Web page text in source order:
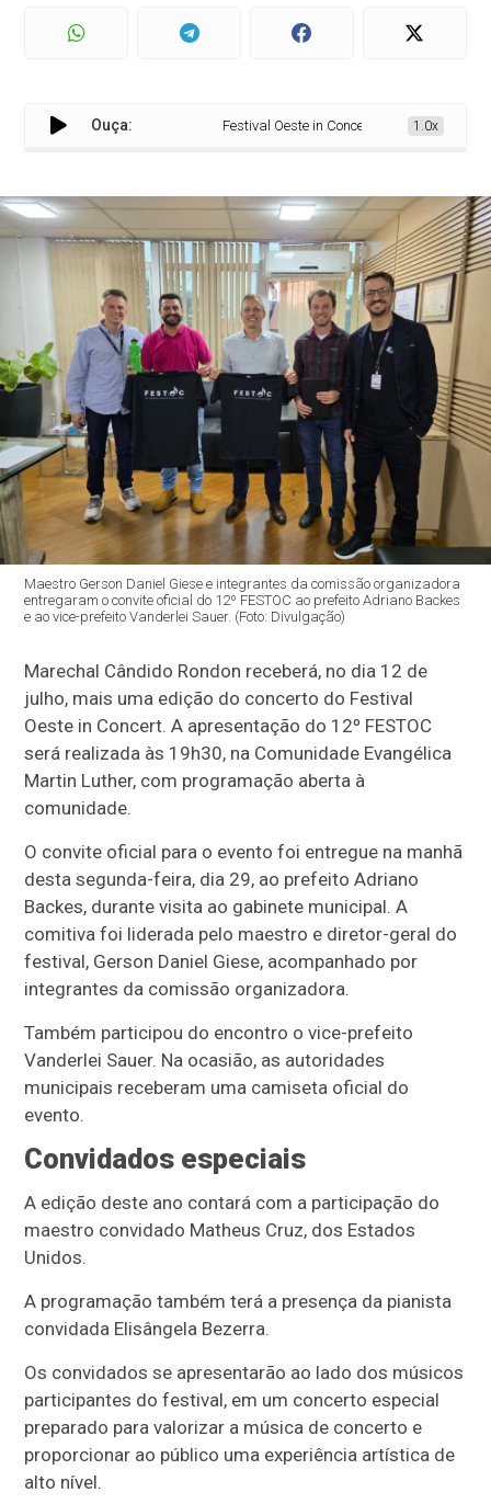
Ouça: Festival Oeste in Concert terá concerto
1.0x
Maestro Gerson Daniel Giese e integrantes da comissão organizadora
entregaram o convite oficial do 12º FESTOC ao prefeito Adriano Backes
e ao vice-prefeito Vanderlei Sauer. (Foto: Divulgação)
Marechal Cândido Rondon receberá, no dia 12 de
julho, mais uma edição do concerto do Festival
Oeste in Concert. A apresentação do 12º FESTOC
será realizada às 19h30, na Comunidade Evangélica
Martin Luther, com programação aberta à
comunidade.
O convite oficial para o evento foi entregue na manhã
desta segunda-feira, dia 29, ao prefeito Adriano
Backes, durante visita ao gabinete municipal. A
comitiva foi liderada pelo maestro e diretor-geral do
festival, Gerson Daniel Giese, acompanhado por
integrantes da comissão organizadora.
Também participou do encontro o vice-prefeito
Vanderlei Sauer. Na ocasião, as autoridades
municipais receberam uma camiseta oficial do
evento.
Convidados especiais
A edição deste ano contará com a participação do
maestro convidado Matheus Cruz, dos Estados
Unidos.
A programação também terá a presença da pianista
convidada Elisângela Bezerra.
Os convidados se apresentarão ao lado dos músicos
participantes do festival, em um concerto especial
preparado para valorizar a música de concerto e
proporcionar ao público uma experiência artística de
alto nível.